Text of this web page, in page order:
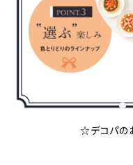
☆デコパの